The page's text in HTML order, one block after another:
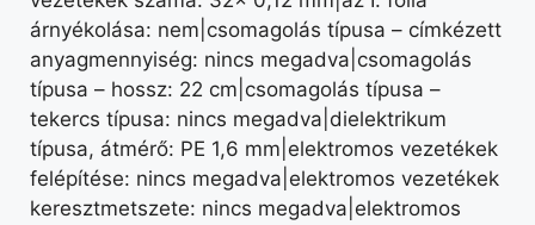
árnyékolása: nem|csomagolás típusa – címkézett
anyagmennyiség: nincs megadva|csomagolás
típusa – hossz: 22 cm|csomagolás típusa –
tekercs típusa: nincs megadva|dielektrikum
típusa, átmérő: PE 1,6 mm|elektromos vezetékek
felépítése: nincs megadva|elektromos vezetékek
keresztmetszete: nincs megadva|elektromos